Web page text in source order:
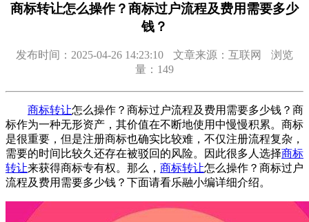
商标转让怎么操作？商标过户流程及费用需要多少
钱？
发布时间：2025-04-26 14:23:10 文章来源：互联网
浏览
量：149
商标转让怎么操作？商标过户流程及费用需要多少钱？商
标作为一种无形资产，其价值在不断地使用中慢慢积累。商标
是很重要，但是注册商标也确实比较难，不仅注册流程复杂，
需要的时间比较久还存在被驳回的风险。因此很多人选择商标
转让来获得商标专有权。那么， 商标转让怎么操作？商标过户
流程及费用需要多少钱？下面请看乐融小编详细介绍。